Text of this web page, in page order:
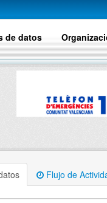
de datos
Flujo de